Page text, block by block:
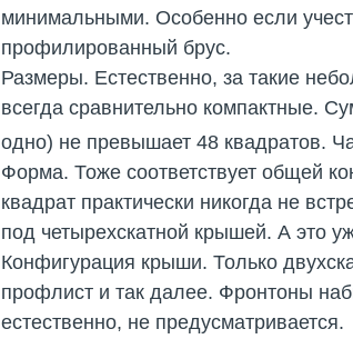
минимальными. Особенно если
профилированный брус.
Размеры. Естественно, за такие
всегда сравнительно компактные.
одно) не превышает 48 квадратов.
Форма. Тоже соответствует общей
квадрат практически никогда не
под четырехскатной крышей. А это
Конфигурация крыши. Только
профлист и так далее. Фронтоны
естественно, не предусматривается.